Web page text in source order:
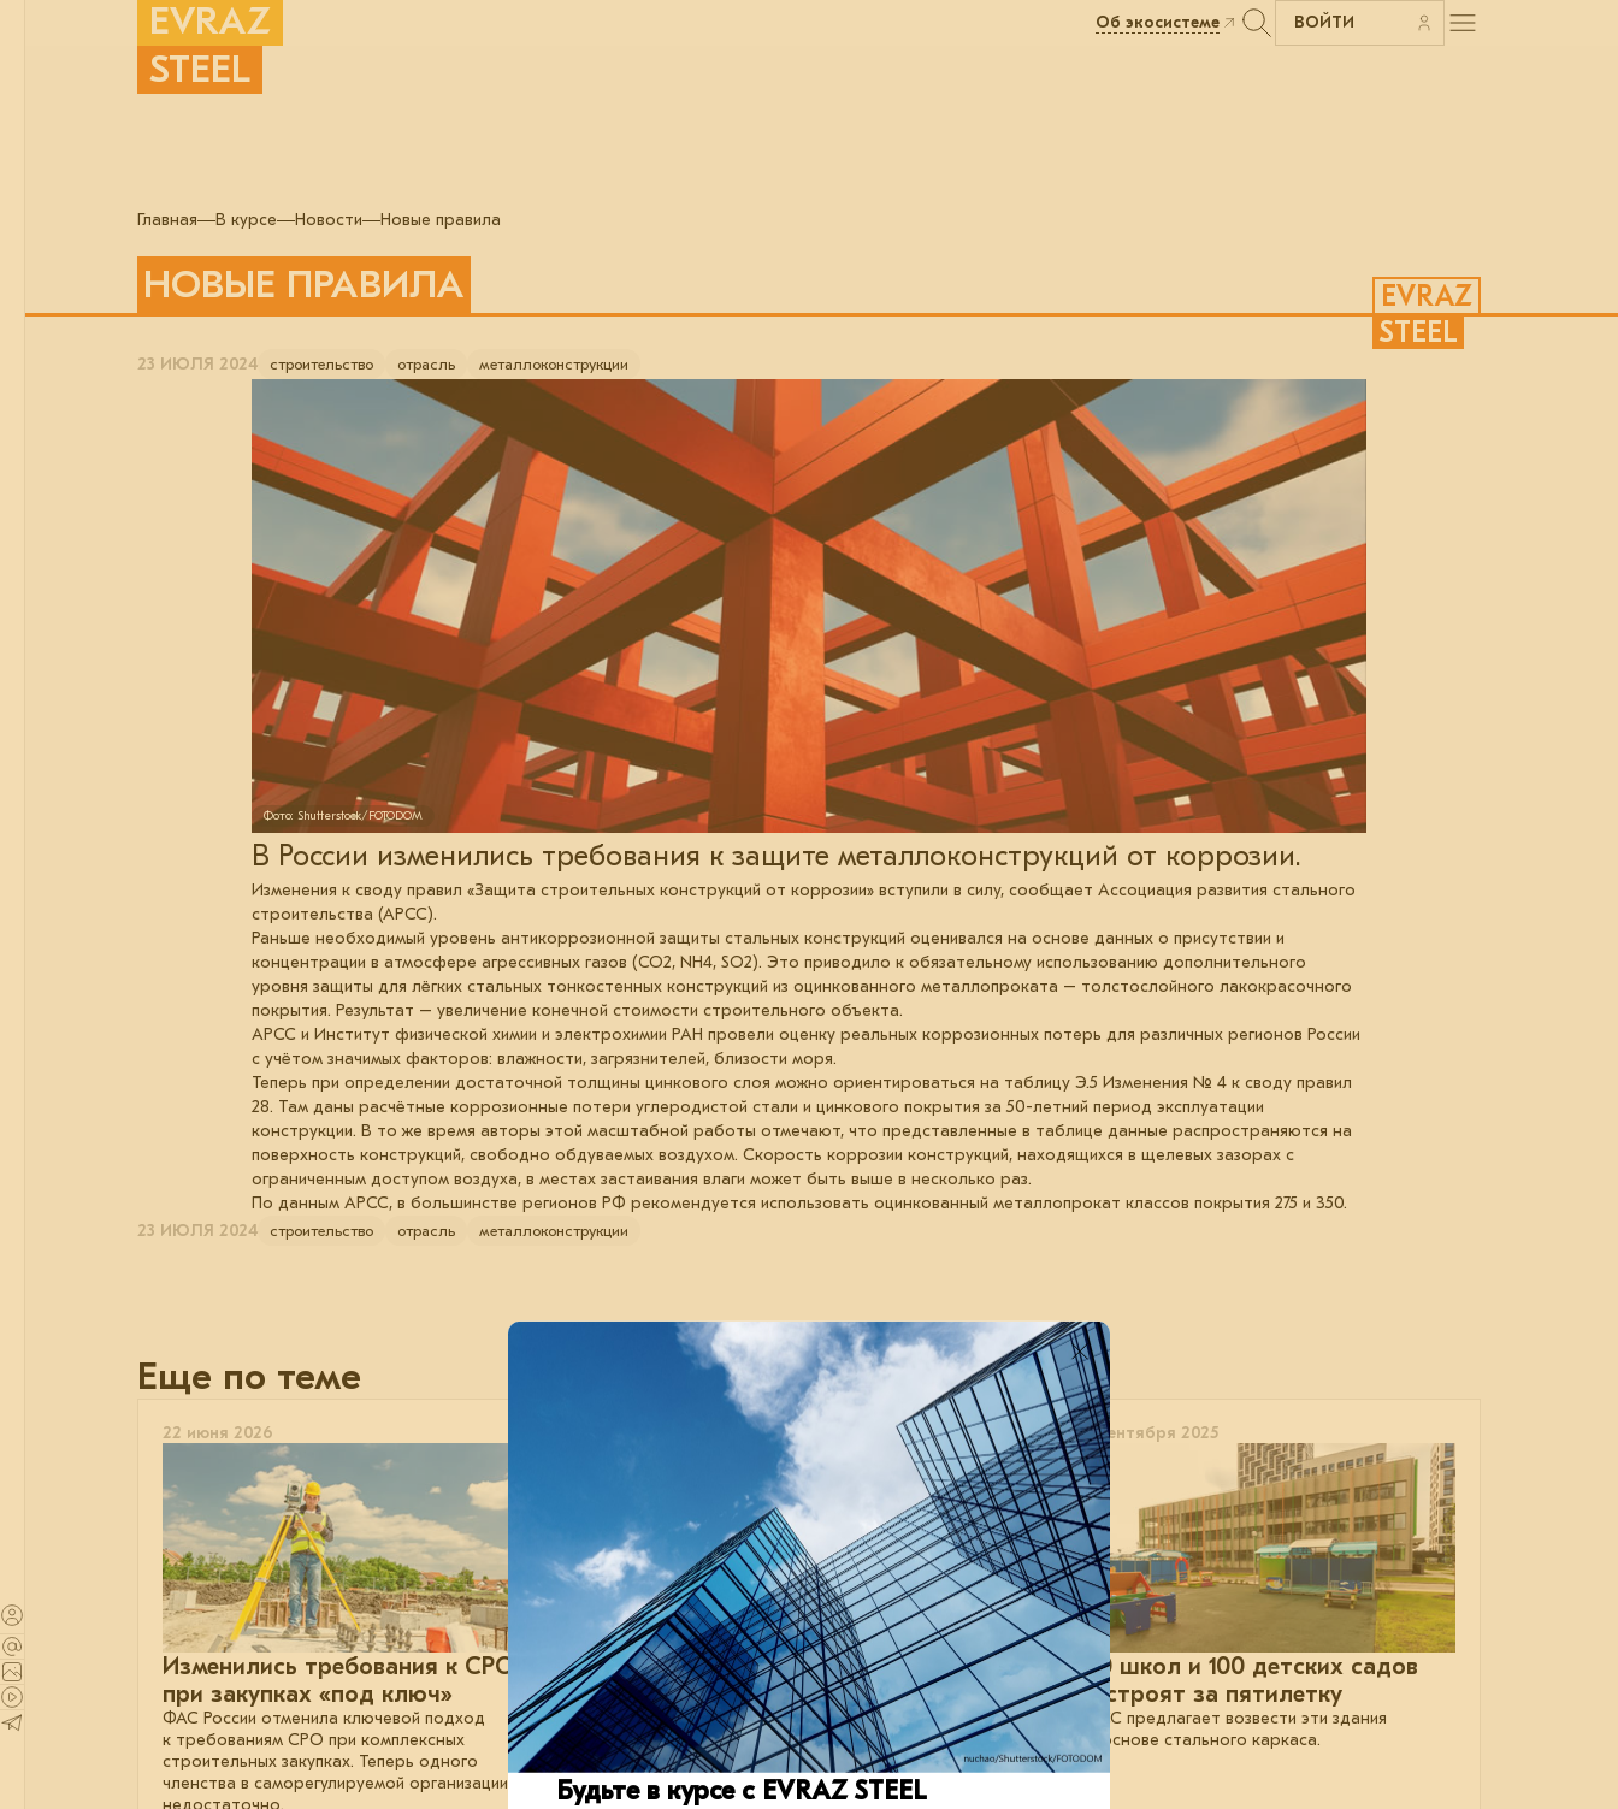
EVRAZ
STEEL
Об экосистеме ВОЙТИ
Главная В курсе Новости Новые правила
EVRAZ
STEEL
НОВЫЕ ПРАВИЛА
23 ИЮЛЯ 2024 строительство отрасль металлоконструкции
Фото: Shutterstock/FOTODOM
В России изменились требования к защите металлоконструкций от коррозии.
Изменения к своду правил «Защита строительных конструкций от коррозии» вступили в силу, сообщает Ассоциация развития стального
строительства (АРСС).
Раньше необходимый уровень антикоррозионной защиты стальных конструкций оценивался на основе данных о присутствии и
концентрации в атмосфере агрессивных газов (CO2, NH4, SO2). Это приводило к обязательному использованию дополнительного
уровня защиты для лёгких стальных тонкостенных конструкций из оцинкованного металлопроката – толстослойного лакокрасочного
покрытия. Результат – увеличение конечной стоимости строительного объекта.
АРСС и Институт физической химии и электрохимии РАН провели оценку реальных коррозионных потерь для различных регионов России
с учётом значимых факторов: влажности, загрязнителей, близости моря.
Теперь при определении достаточной толщины цинкового слоя можно ориентироваться на таблицу Э.5 Изменения № 4 к своду правил
28. Там даны расчётные коррозионные потери углеродистой стали и цинкового покрытия за 50-летний период эксплуатации
конструкции. В то же время авторы этой масштабной работы отмечают, что представленные в таблице данные распространяются на
поверхность конструкций, свободно обдуваемых воздухом. Скорость коррозии конструкций, находящихся в щелевых зазорах с
ограниченным доступом воздуха, в местах застаивания влаги может быть выше в несколько раз.
По данным АРСС, в большинстве регионов РФ рекомендуется использовать оцинкованный металлопрокат классов покрытия 275 и 350.
23 ИЮЛЯ 2024
строительство отрасль металлоконструкции
Еще по теме
22 июня 2026
Изменились требования к СРО
при закупках «под ключ»
ФАС России отменила ключевой подход
к требованиям СРО при комплексных
строительных закупках. Теперь одного
членства в саморегулируемой организации
недостаточно.
Один из восемнадцати
В Ханое строят мост в виде знака
бесконечности.
10 сентября 2025
150 школ и 100 детских садов
построят за пятилетку
АРСС предлагает возвести эти здания
на основе стального каркаса.
Будьте в курсе с EVRAZ STEEL